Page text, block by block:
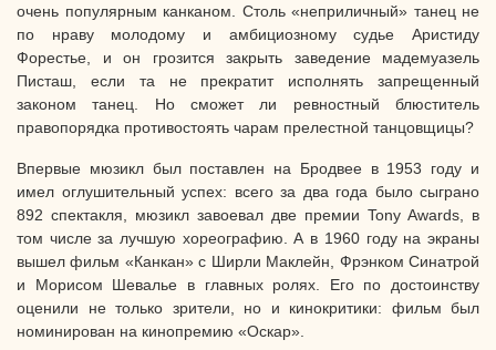
очень популярным канканом. Столь «неприличный» танец не
по нраву молодому и амбициозному судье Аристиду
Форестье, и он грозится закрыть заведение мадемуазель
Писташ, если та не прекратит исполнять запрещенный
законом танец. Но сможет ли ревностный блюститель
правопорядка противостоять чарам прелестной танцовщицы?
Впервые мюзикл был поставлен на Бродвее в 1953 году и
имел оглушительный успех: всего за два года было сыграно
892 спектакля, мюзикл завоевал две премии Tony Awards, в
том числе за лучшую хореографию. А в 1960 году на экраны
вышел фильм «Канкан» с Ширли Маклейн, Фрэнком Синатрой
и Морисом Шевалье в главных ролях. Его по достоинству
оценили не только зрители, но и кинокритики: фильм был
номинирован на кинопремию «Оскар».